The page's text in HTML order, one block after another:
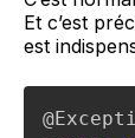
Et c’est
est